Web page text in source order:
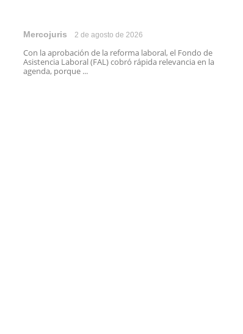
Mercojuris 2 de agosto de 2026
Con la aprobación de la reforma laboral, el Fondo de
Asistencia Laboral (FAL) cobró rápida relevancia en la
agenda, porque ...